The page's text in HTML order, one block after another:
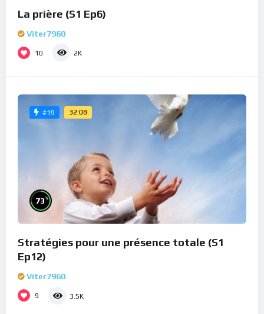
La prière (S1 Ep6)
Viter7960
10 2K
#19 32:08
73%
Stratégies pour une présence totale (S1
Ep12)
Viter7960
9 3.5K